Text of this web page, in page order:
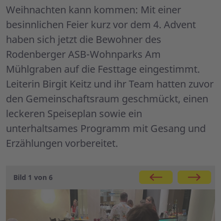
Weihnachten kann kommen: Mit einer
besinnlichen Feier kurz vor dem 4. Advent
haben sich jetzt die Bewohner des
Rodenberger ASB-Wohnparks Am
Mühlgraben auf die Festtage eingestimmt.
Leiterin Birgit Keitz und ihr Team hatten zuvor
den Gemeinschaftsraum geschmückt, einen
leckeren Speiseplan sowie ein
unterhaltsames Programm mit Gesang und
Erzählungen vorbereitet.
Galerie
Bild 1 von 6